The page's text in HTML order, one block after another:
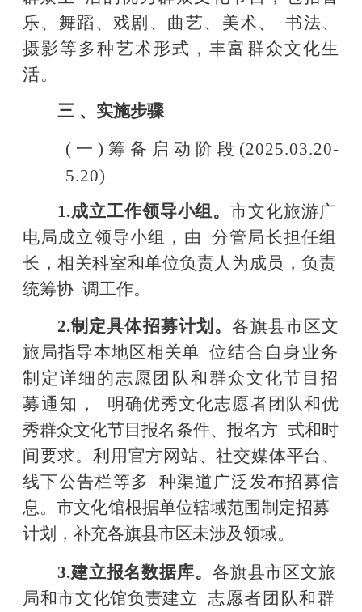
乐、舞蹈、 戏剧、曲艺、美术、
书法、
摄影等多种艺术形式，丰富群众文化生
活。
三 、实施步骤
(一)筹备启动阶段(2025.03.20-
5.20)
1.成立工作领导小组。市文化旅游广
电局成立领导小组，由
分管局长担任组
长，相关科室和单位负责人为成员，负责
统筹协 调工作。
2.制定具体招募计划。各旗县市区文
旅局指导本地区相关单 位结合自身业务
制定详细的志愿团队和群众文化节目招
募通知，
明确优秀文化志愿者团队和优
秀群众文化节目报名条件、报名方 式和时
间要求。利用官方网站、社交媒体平台、
线下公告栏等多
种渠道广泛发布招募信
息。市文化馆根据单位辖域范围制定招募
计划，补充各旗县市区未涉及领域。
3.建立报名数据库。 各旗县市区文旅
局和市文化馆负责建立
志愿者团队和群